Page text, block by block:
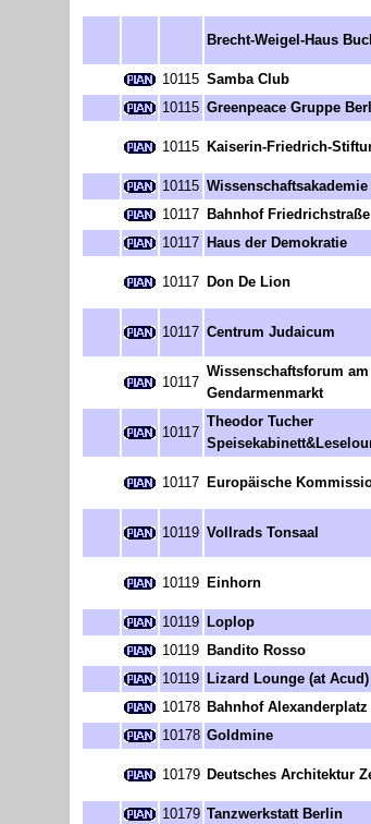
Brecht-Weigel-Haus
10115 Samba Club
10115 Greenpeace Gruppe
10115 Kaiserin-Friedrich-
10115
10117 Bahnhof Friedrichstraße
10117 Haus der Demokratie
10117 Don De Lion
10117 Centrum Judaicum
10117
Wissenschaftsforum am
Gendarmenmarkt
10117
Theodor Tucher
10117 Europäische
10119 Vollrads Tonsaal
10119 Einhorn
10119 Loplop
10119 Bandito Rosso
10119 Lizard Lounge (at Acud)
10178 Bahnhof Alexanderplatz
10178 Goldmine
10179 Deutsches Architektur
10179 Tanzwerkstatt Berlin